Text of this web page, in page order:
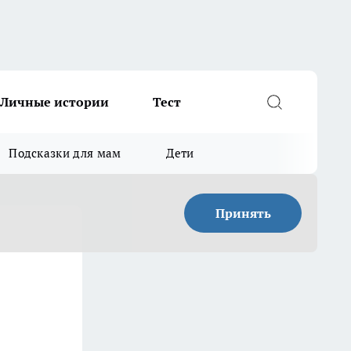
Личные истории Тест
Подсказки для мам Дети
Принять